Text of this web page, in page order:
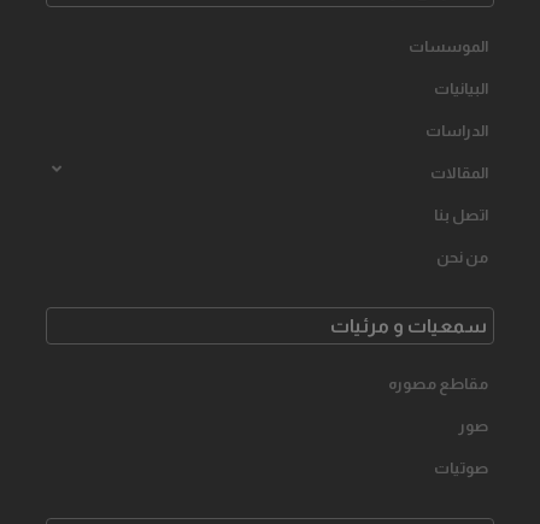
الموسسات
البیانیات
الدراسات
المقالات
اتصل بنا
من نحن
سمعیات و مرئیات
مقاطع مصوره
صور
صوتیات